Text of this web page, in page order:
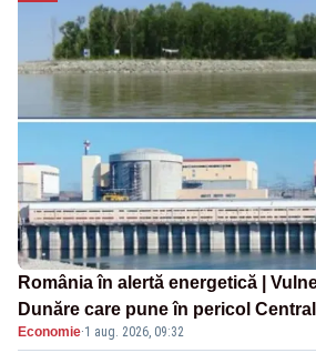
România în alertă energetică |
Dunăre care pune în pericol
cunoscută de pe vremea lui
Economie·1 aug. 2026, 09:32